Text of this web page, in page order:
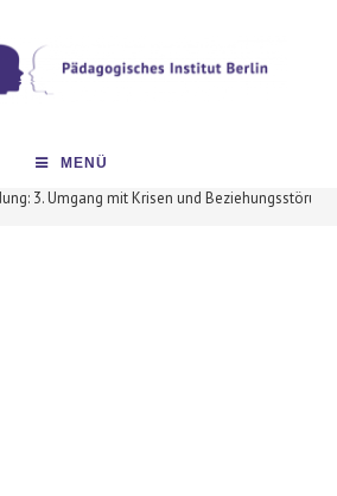
MENÜ
3. Umgang mit Krisen und